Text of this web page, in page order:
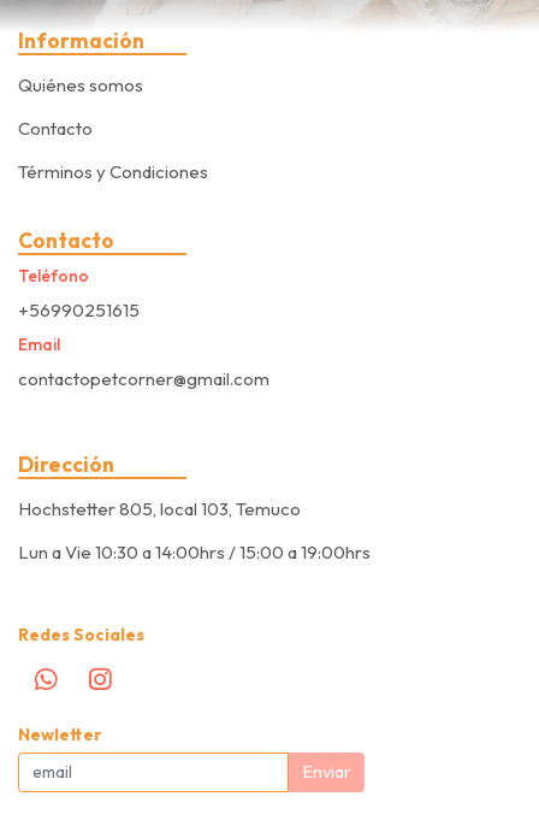
Información
Quiénes somos
Contacto
Términos y Condiciones
Contacto
Teléfono
+56990251615
Email
contactopetcorner@gmail.com
Dirección
Hochstetter 805, local 103, Temuco
Lun a Vie 10:30 a 14:00hrs / 15:00 a 19:00hrs
Redes Sociales
Newletter
Enviar